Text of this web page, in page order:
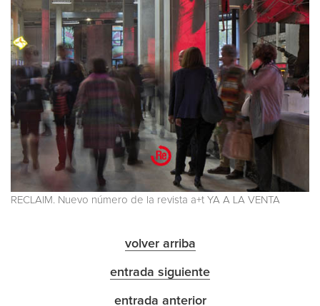
RECLAIM. Nuevo número de la revista a+t YA A LA VENTA
volver arriba
entrada siguiente
entrada anterior